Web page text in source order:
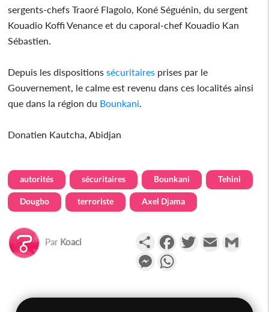
sergents-chefs Traoré Flagolo, Koné Séguénin, du sergent
Kouadio Koffi Venance et du caporal-chef Kouadio Kan
Sébastien.
Depuis les dispositionssécuritaires prises par le
Gouvernement, le calme est revenu dans ces localités ainsi
que dans la région du Bounkani.
Donatien Kautcha, Abidjan
autorités sécuritaires Bounkani Tehini
Dougbo terroriste Axel Djama
Par Koaci PartagerFacebookTwitterEmail
Messenger